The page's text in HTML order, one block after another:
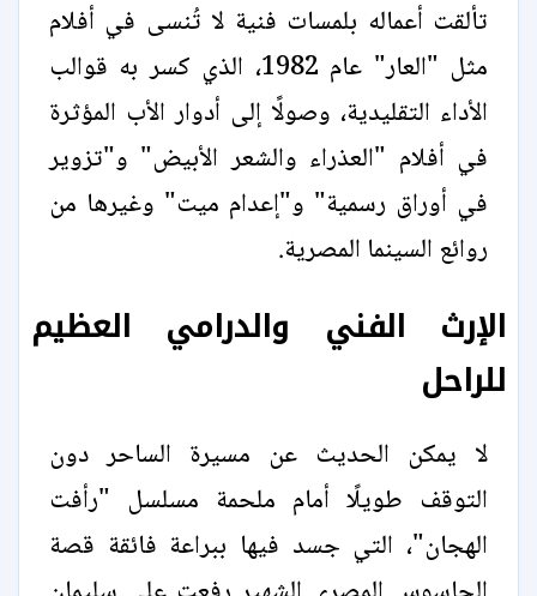
تألقت أعماله بلمسات فنية لا تُنسى في أفلام
مثل "العار" عام 1982، الذي كسر به قوالب
الأداء التقليدية، وصولًا إلى أدوار الأب المؤثرة
في أفلام "العذراء والشعر الأبيض" و"تزوير
في أوراق رسمية" و"إعدام ميت" وغيرها من
روائع السينما المصرية.
الإرث الفني والدرامي العظيم
للراحل
لا يمكن الحديث عن مسيرة الساحر دون
التوقف طويلًا أمام ملحمة مسلسل "رأفت
الهجان"، التي جسد فيها ببراعة فائقة قصة